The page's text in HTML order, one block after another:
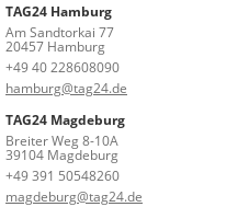
TAG24 Hamburg
Am Sandtorkai 77
20457 Hamburg
+49 40 228608090
hamburg@tag24.de
TAG24 Magdeburg
Breiter Weg 8-10A
39104 Magdeburg
+49 391 50548260
magdeburg@tag24.de